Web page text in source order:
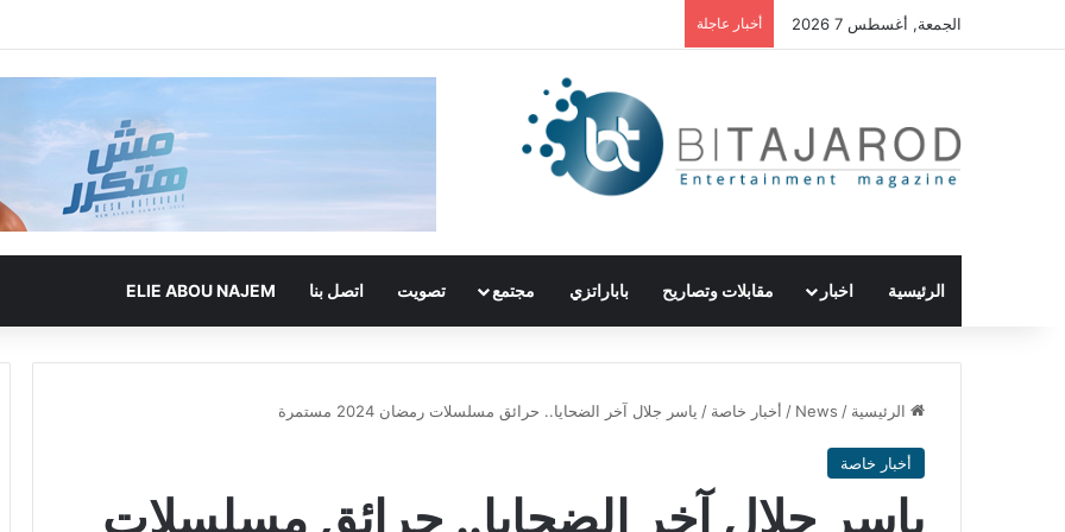
الجمعة, أغسطس 7 2026 أخبار عاجلة
الرئيسية اخبار مقابلات وتصاريح باباراتزي مجتمع تصويت اتصل بنا ELIE ABOU NAJEM
الرئيسية /
News
/ أخبار خاصة / ياسر جلال آخر الضحايا.. حرائق مسلسلات رمضان 2024 مستمرة
أخبار خاصة
ياسر جلال آخر الضحايا.. حرائق مسلسلات